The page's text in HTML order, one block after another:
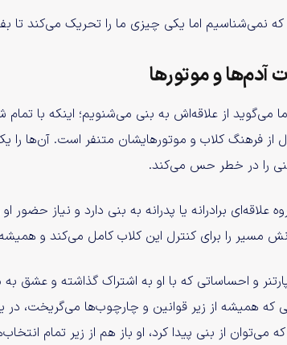
نمی‌شناسیم اما یکی چیزی ما را تحریک می‌کند تا
آدم‌ها و موتور‌ها
می‌گوید از علاقه‌‌اش به بنی می‌شنویم؛ اینکه با
از فرهنگ کلاب و موتور‌هایشان متنفر است. آن‌ها را
را در خطر حس می‌کند.
علاقه‌ای برادرانه یا پدرانه به بنی دارد و نیاز
را برای کنترل این کلاب کامل می‌کند و همیشه
و احساساتی که با او به اشتراک گذاشته و عشق به
که همیشه از زیر قوانین و چارچوب‌ها می‌گریخت،
می‌توان از بنی پیدا کرد، او باز هم از زیر تمام